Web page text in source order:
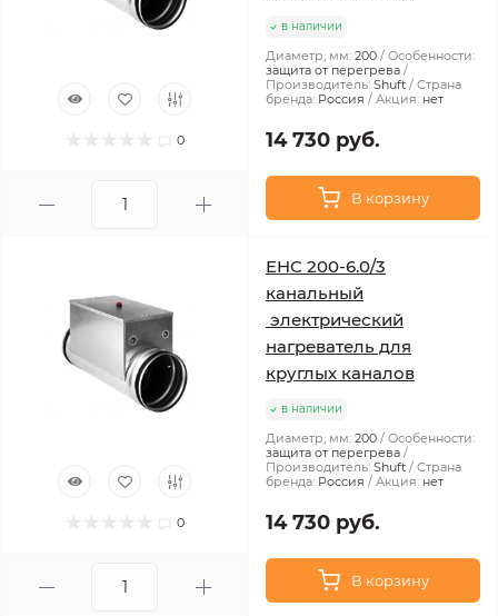
0
в наличии
Диаметр, мм: 200
Особенности:
защита от перегрева
Производитель: Shuft
Страна
бренда: Россия Акция: нет
14 730 руб.
В корзину
0
EHC 200-6.0/3
канальный
электрический
нагреватель для
круглых каналов
в наличии
Диаметр, мм: 200
Особенности:
защита от перегрева
Производитель: Shuft
Страна
бренда: Россия Акция: нет
14 730 руб.
В корзину